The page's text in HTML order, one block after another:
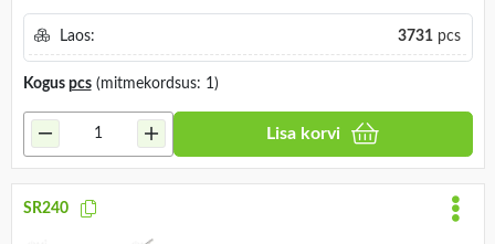
Laos: 3731pcs
Kogus pcs(mitmekordsus: 1)
Lisa korvi
SR240